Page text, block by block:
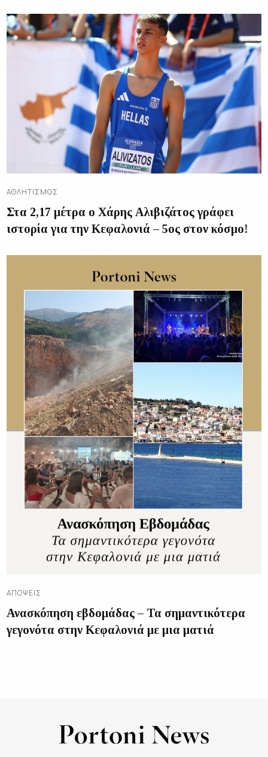
ΑΘΛΗΤΙΣΜΌΣ
Στα 2,17 μέτρα ο Χάρης Αλιβιζάτος γράφει
ιστορία για την Κεφαλονιά – 5ος στον κόσμο!
ΑΠΌΨΕΙΣ
Ανασκόπηση εβδομάδας – Τα σημαντικότερα
γεγονότα στην Κεφαλονιά με μια ματιά